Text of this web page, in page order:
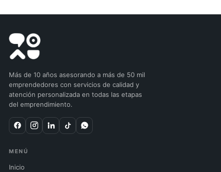
Más de 10 años asesorando a más de 50 mil
emprendedores con servicios de calidad y
atención personalizada en todas las etapas
del emprendimiento.
MENÚ
Inicio